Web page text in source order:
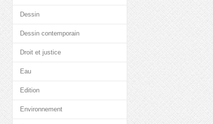
Dessin
Dessin contemporain
Droit et justice
Eau
Edition
Environnement